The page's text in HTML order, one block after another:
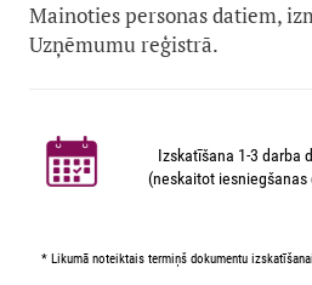
Mainoties personas datiem,
Uzņēmumu reģistrā.
Izskatīšana 1-3 darba
(neskaitot iesniegšanas
* Likumā noteiktais termiņš dokumentu